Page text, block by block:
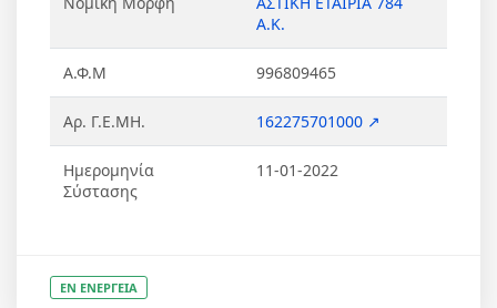
Α.Κ.
Α.Φ.Μ 996809465
Αρ. Γ.Ε.ΜΗ. 162275701000 ↗
Ημερομηνία
Σύστασης
11-01-2022
ΕΝ ΕΝΕΡΓΕΙΑ